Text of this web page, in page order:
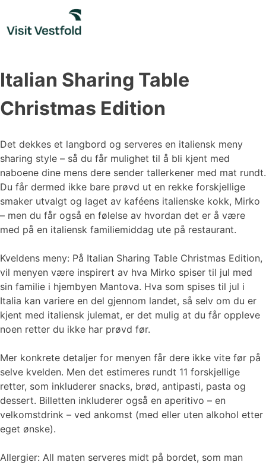
content
Italian Sharing Table
Christmas Edition
Det dekkes et langbord og serveres en italiensk meny
sharing style – så du får mulighet til å bli kjent med
naboene dine mens dere sender tallerkener med mat rundt.
Du får dermed ikke bare prøvd ut en rekke forskjellige
smaker utvalgt og laget av kaféens italienske kokk, Mirko
– men du får også en følelse av hvordan det er å være
med på en italiensk familiemiddag ute på restaurant.
Kveldens meny: På Italian Sharing Table Christmas Edition,
vil menyen være inspirert av hva Mirko spiser til jul med
sin familie i hjembyen Mantova. Hva som spises til jul i
Italia kan variere en del gjennom landet, så selv om du er
kjent med italiensk julemat, er det mulig at du får oppleve
noen retter du ikke har prøvd før.
Mer konkrete detaljer for menyen får dere ikke vite før på
selve kvelden. Men det estimeres rundt 11 forskjellige
retter, som inkluderer snacks, brød, antipasti, pasta og
dessert. Billetten inkluderer også en aperitivo – en
velkomstdrink – ved ankomst (med eller uten alkohol etter
eget ønske).
Allergier: All maten serveres midt på bordet, som man